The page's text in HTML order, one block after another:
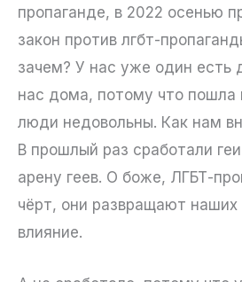
пропаганде, в 2022 осенью
закон против лгбт-
зачем? У нас уже один есть
нас дома, потому что пошла
люди недовольны. Как нам
В прошлый раз сработали
арену геев. О боже, ЛГБТ-
чёрт, они развращают
влияние.